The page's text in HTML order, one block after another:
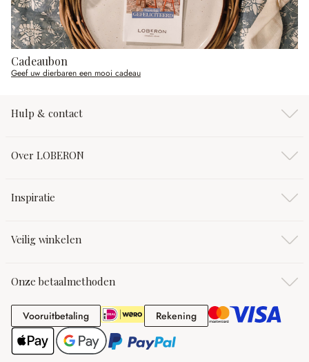
Cadeaubon
Geef uw dierbaren een mooi cadeau
Hulp & contact
Over LOBERON
Inspiratie
Veilig winkelen
Onze betaalmethoden
VooruitbetalingVooruitbetaling RekeningRekening